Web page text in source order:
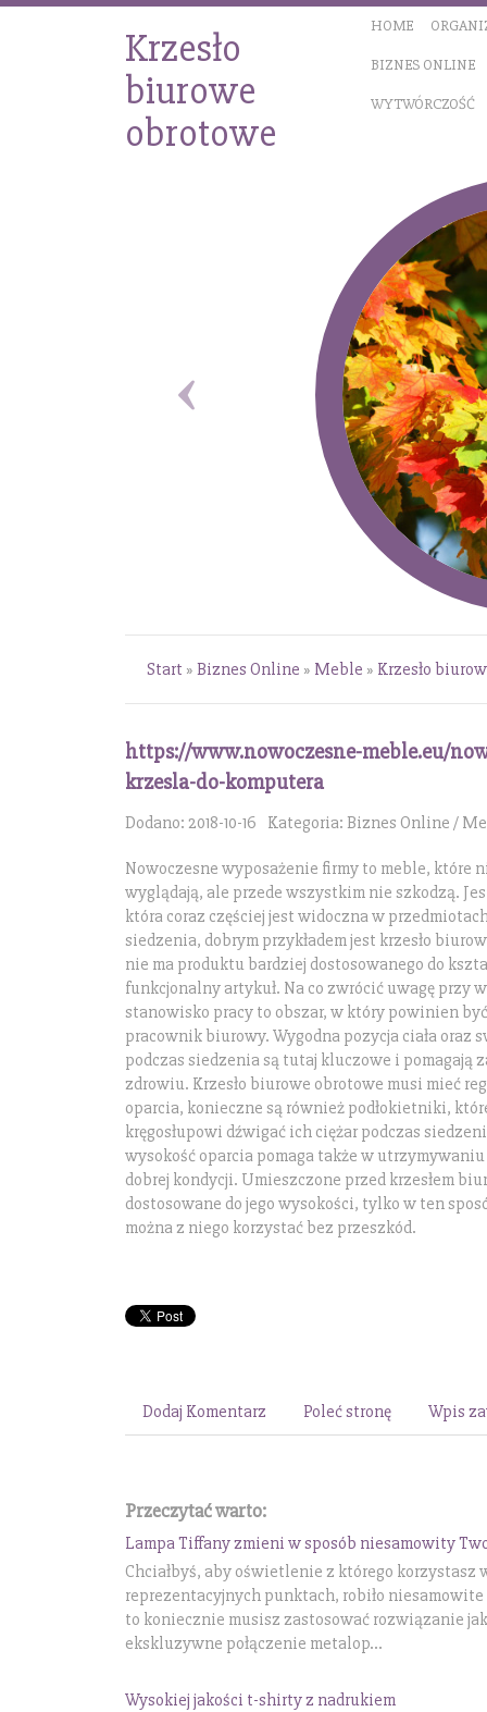
HOME
BIZNES ONLINE
WYTWÓRCZOŚĆ
Krzesło
biurowe
obrotowe
Start » Biznes Online » Meble » Krzesło
https://www.nowoczesne-meble.eu/
krzesla-do-komputera
Dodano: 2018-10-16 Kategoria: Biznes Online /
Nowoczesne wyposażenie firmy to meble, które
wyglądają, ale przede wszystkim nie szkodzą.
która coraz częściej jest widoczna w
siedzenia, dobrym przykładem jest krzesło
nie ma produktu bardziej dostosowanego do
funkcjonalny artykuł. Na co zwrócić uwagę przy
stanowisko pracy to obszar, w który powinien
pracownik biurowy. Wygodna pozycja ciała oraz
podczas siedzenia są tutaj kluczowe i pomagają
zdrowiu. Krzesło biurowe obrotowe musi mieć
oparcia, konieczne są również podłokietniki,
kręgosłupowi dźwigać ich ciężar podczas
wysokość oparcia pomaga także w
dobrej kondycji. Umieszczone przed krzesłem
dostosowane do jego wysokości, tylko w ten
można z niego korzystać bez przeszkód.
Dodaj Komentarz Poleć stronę Wpis
Przeczytać warto:
Lampa Tiffany zmieni w sposób niesamowity
Chciałbyś, aby oświetlenie z którego korzystasz
reprezentacyjnych punktach, robiło
to koniecznie musisz zastosować rozwiązanie
ekskluzywne połączenie metalop...
Wysokiej jakości t-shirty z nadrukiem